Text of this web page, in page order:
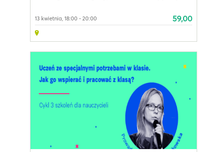
13 kwietnia, 18:00 - 20:00 59,00